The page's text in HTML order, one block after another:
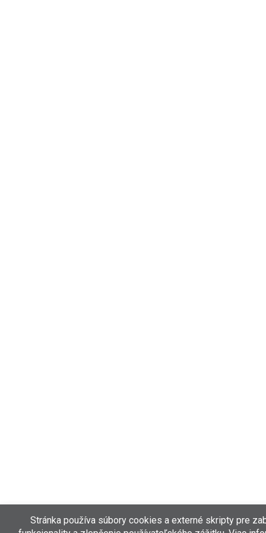
Stránka používa súbory cookies a externé skripty pre